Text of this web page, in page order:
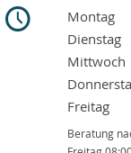
Montag
Dienstag
Mittwoch
Freitag
Beratung